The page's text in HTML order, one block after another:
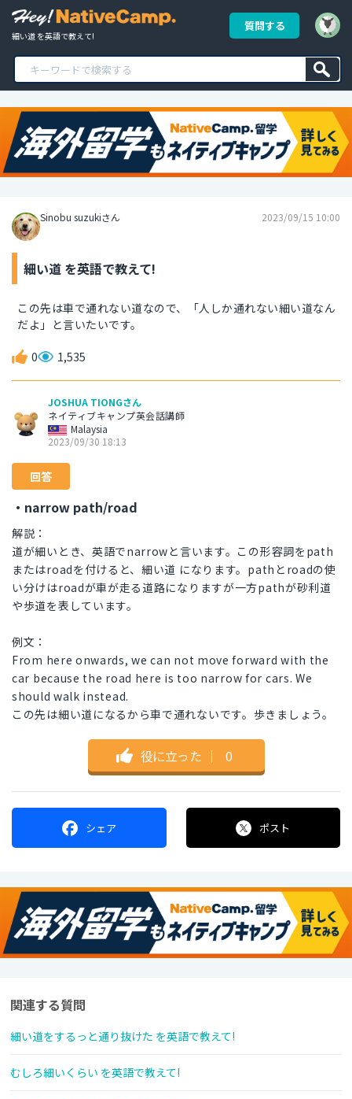
細い道 を英語で教えて!
質問する
Sinobu suzukiさん 2023/09/15 10:00
細い道 を英語で教えて!
この先は車で通れない道なので、「人しか通れない細い道なん
だよ」と言いたいです。
0 1,535
JOSHUA TIONGさん
ネイティブキャンプ英会話講師
Malaysia
2023/09/30 18:13
回答
・narrow path/road
解説：
道が細いとき、英語でnarrowと言います。この形容詞をpath
またはroadを付けると、細い道 になります。pathとroadの使
い分けはroadが車が走る道路になりますが一方pathが砂利道
や歩道を表しています。
例文：
From here onwards, we can not move forward with the
car because the road here is too narrow for cars. We
should walk instead.
この先は細い道になるから車で通れないです。歩きましょう。
役に立った ｜ 0
シェア ポスト
関連する質問
細い道をするっと通り抜けた を英語で教えて!
むしろ細いくらい を英語で教えて!